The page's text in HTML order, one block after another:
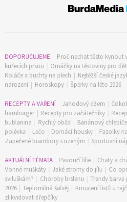
DOPORUČUJEME Proč nechat těsto kynout
kuřecích prsou | Omáčky na těstoviny pro děti
Koláče a buchty na plech | Nejtěžší české
narození | Horoskopy | Šperky na léto 2026
RECEPTY A VAŘENÍ Jahodový džem |
hamburger | Recepty pro začátečníky |
bublanina | Rychlý oběd | Banánový
polévka | Lečo | Domácí housky | Fazolky
Zapečené brambory s uzeným | Sportovní
AKTUÁLNÍ TÉMATA Pavoučí lilie | Chaty a
Vonné muškáty | Jaké stromy do jílu | Co
sviluškám? | Choroby brslenu | Trendy barva
2026 | Teplomilná šalvěj | Kroucení listů u
zlikvidovat dřepčíky